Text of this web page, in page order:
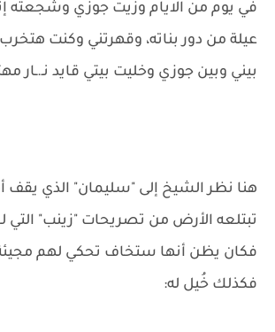
في يوم من الايام وزيت جوزي وشجعته
عيلة من دور بناته، وقهرتني وكنت
بيني وبين جوزي وخليت بيتي قايد نـ.ـار
هنا نظر الشيخ إلى "سليمان" الذي يقف
تبتلعه الأرض من تصريحات "زينب" التي
فكان يظن أنها ستخاف تحكي لهم مجيئة
فكذلك خُيل له: